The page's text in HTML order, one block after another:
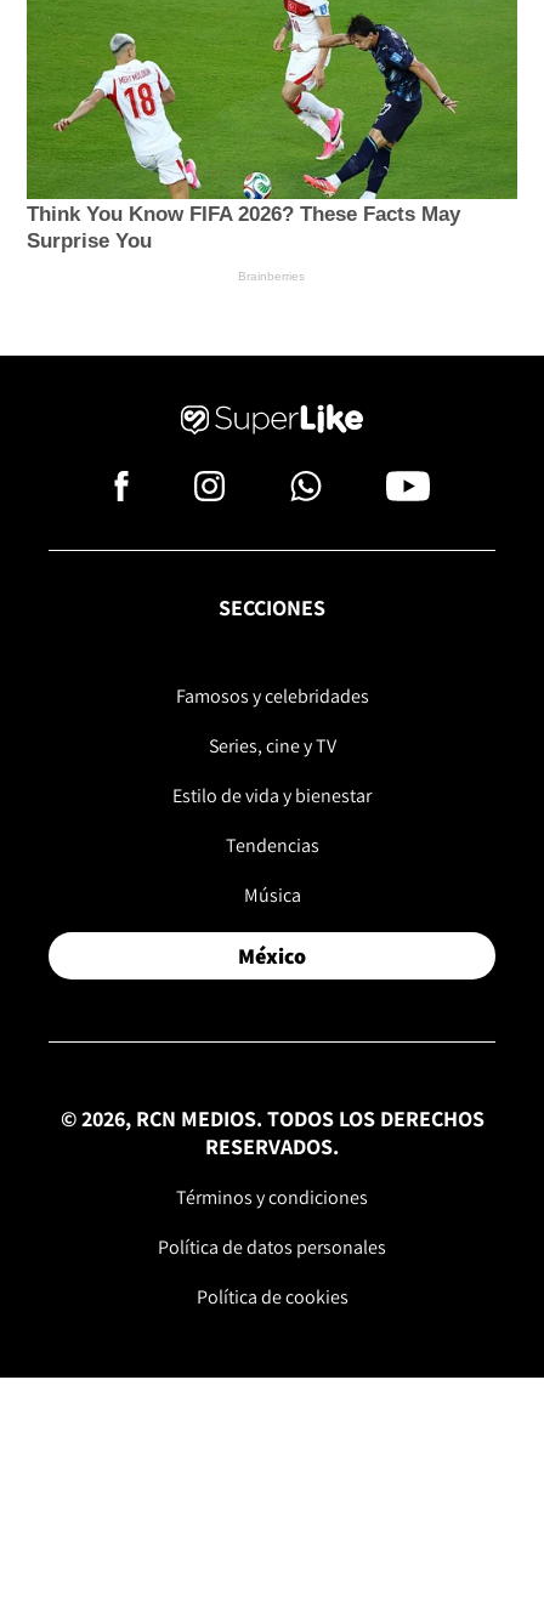
SECCIONES
Famosos y celebridades
Series, cine y TV
Estilo de vida y bienestar
Tendencias
Música
México
© 2026, RCN MEDIOS. TODOS LOS DERECHOS
RESERVADOS.
Términos y condiciones
Política de datos personales
Política de cookies